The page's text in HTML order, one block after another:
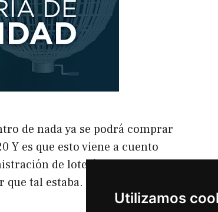
Utilizamos
de nada ya se podrá comprar
Y es que esto viene a cuento
de lotería donde he
tal estaba. Y entonces aunque